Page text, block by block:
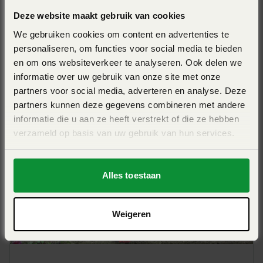
Deze website maakt gebruik van cookies
We gebruiken cookies om content en advertenties te
personaliseren, om functies voor social media te bieden
en om ons websiteverkeer te analyseren. Ook delen we
informatie over uw gebruik van onze site met onze
partners voor social media, adverteren en analyse. Deze
partners kunnen deze gegevens combineren met andere
informatie die u aan ze heeft verstrekt of die ze hebben
verzameld op basis van uw gebruik van hun services.
Alles toestaan
Weigeren
zware bodemomstandigheden.
DUPLEX-aandrijving
Ook bij de grotere modellen is de hoofdaandrijving van
gietijzer naar achteren geplaatst waardoor de hoek van de
standaard beveiligd met een slipkoppeling. Bij het model
EL 92 biedt de DUPLEX-aandrijving standaard twee
toerentallen. Als extra toebehoren zijn twee extra
KUHN EL 82-205
Werkbreedte 2,05m - werkdiepte 5-23cm - max
vermogen (kW/pk) 63/85
View